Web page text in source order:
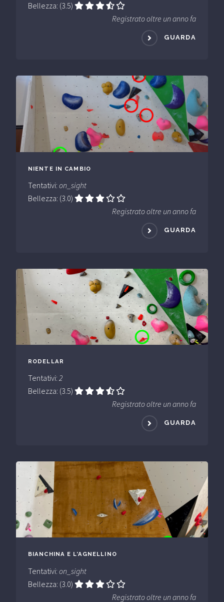
Bellezza: (3.5)
Registrato oltre un anno fa
GUARDA
NIENTE IN CAMBIO
Tentativi: on_sight
Bellezza: (3.0)
Registrato oltre un anno fa
GUARDA
RODELLAR
Tentativi: 2
Bellezza: (3.5)
Registrato oltre un anno fa
GUARDA
BIANCHINA E L’AGNELLINO
Tentativi: on_sight
Bellezza: (3.0)
Registrato oltre un anno fa